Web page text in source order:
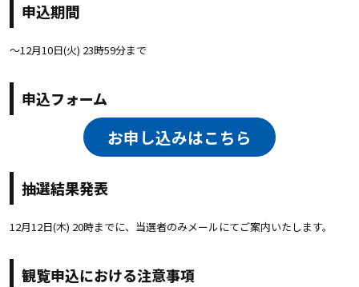
申込期間
〜12月10日(火) 23時59分まで
申込フォーム
お申し込みはこちら
抽選結果発表
12月12日(木) 20時までに、当選者のみメールにてご案内いたします。
観覧申込における注意事項